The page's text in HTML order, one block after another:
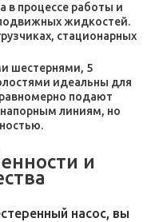
процессе работы и
жидкостей.
стационарных
шестернями, 5
идеальны для
подают
линиям, но
и
насос, вы